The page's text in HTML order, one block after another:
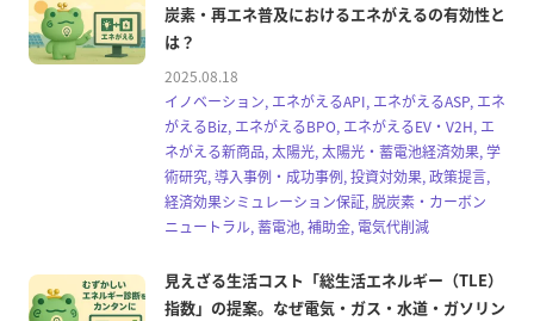
炭素・再エネ普及におけるエネがえるの有効性と
は？
2025.08.18
イノベーション, エネがえるAPI, エネがえるASP, エネ
がえるBiz, エネがえるBPO, エネがえるEV・V2H, エ
ネがえる新商品, 太陽光, 太陽光・蓄電池経済効果, 学
術研究, 導入事例・成功事例, 投資対効果, 政策提言,
経済効果シミュレーション保証, 脱炭素・カーボン
ニュートラル, 蓄電池, 補助金, 電気代削減
見えざる生活コスト「総生活エネルギー（TLE）
指数」の提案。なぜ電気・ガス・水道・ガソリン